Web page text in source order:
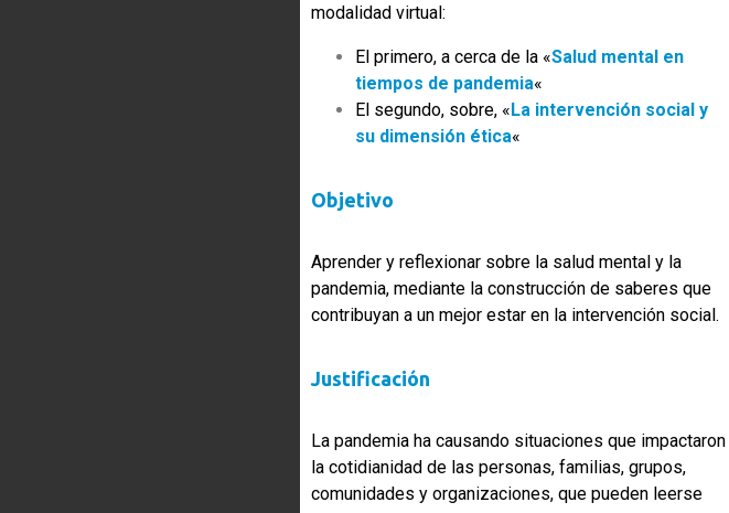
modalidad virtual:
El primero, a cerca de la «Salud mental en
tiempos de pandemia«
El segundo, sobre, «La intervención social y
su dimensión ética«
Objetivo
Aprender y reflexionar sobre la salud mental y la
pandemia, mediante la construcción de saberes que
contribuyan a un mejor estar en la intervención social.
Justificación
La pandemia ha causando situaciones que impactaron
la cotidianidad de las personas, familias, grupos,
comunidades y organizaciones, que pueden leerse